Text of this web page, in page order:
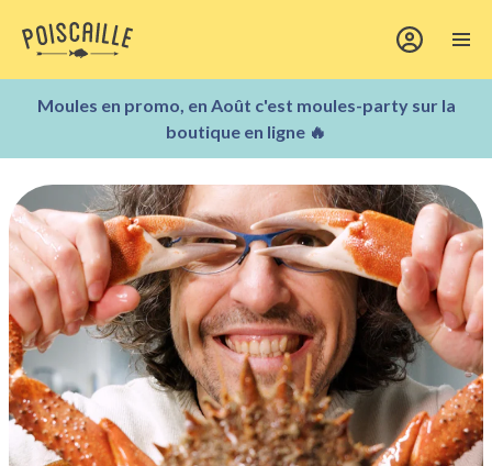
Moules en promo, en Août c'est moules-party sur la
boutique en ligne 🔥